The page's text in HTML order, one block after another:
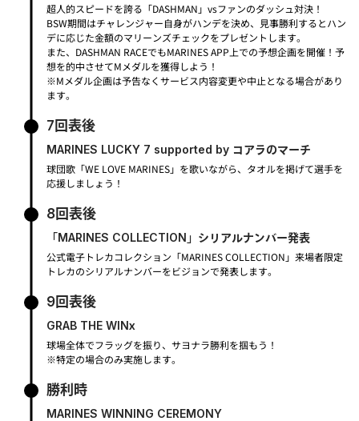
超人的スピードを誇る「DASHMAN」vsファンのダッシュ対決！
BSW期間はチャレンジャー自身がハンデを決め、見事勝利するとハン
デに応じた金額のマリーンズチェックをプレゼントします。
また、DASHMAN RACEでもMARINES APP上での予想企画を開催！予
想を的中させてMメダルを獲得しよう！
※Mメダル企画は予告なくサービス内容変更や中止となる場合があり
ます。
7回表後
MARINES LUCKY 7 supported by コアラのマーチ
球団歌「WE LOVE MARINES」を歌いながら、タオルを掲げて選手を
応援しましょう！
8回表後
「MARINES COLLECTION」シリアルナンバー発表
公式電子トレカコレクション「MARINES COLLECTION」来場者限定
トレカのシリアルナンバーをビジョンで発表します。
9回表後
GRAB THE WINx
球場全体でフラッグを振り、サヨナラ勝利を掴もう！
※特定の場合のみ実施します。
勝利時
MARINES WINNING CEREMONY